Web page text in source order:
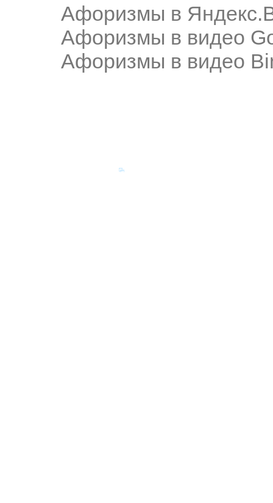
Афоризмы в
Афоризмы в видео
Афоризмы в видео